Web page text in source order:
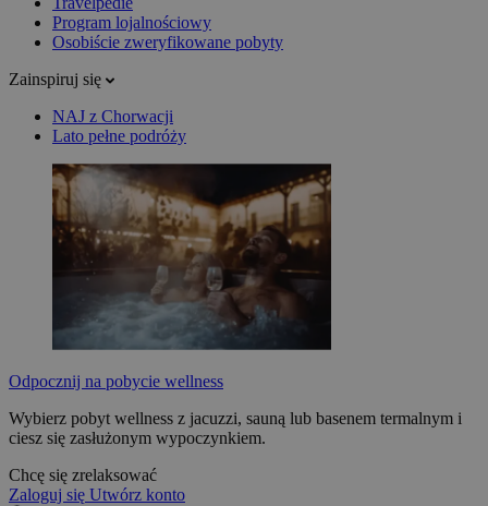
Program lojalnościowy
Osobiście zweryfikowane pobyty
Zainspiruj się
NAJ z Chorwacji
Lato pełne podróży
Odpocznij na pobycie wellness
Wybierz pobyt wellness z jacuzzi, sauną lub basenem termalnym i
ciesz się zasłużonym wypoczynkiem.
Chcę się zrelaksować
Zaloguj się Utwórz konto